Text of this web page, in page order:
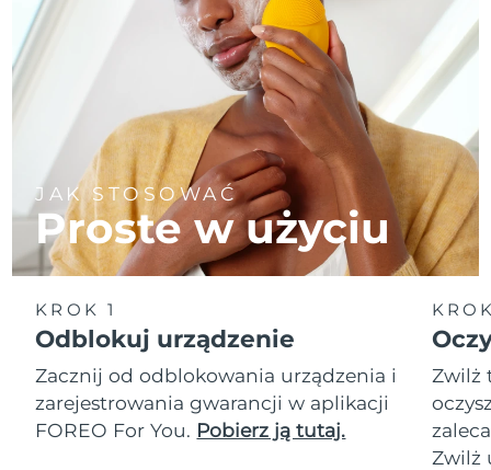
JAK STOSOWAĆ
Proste w użyciu
KROK 1
Odblokuj urządzenie
Zacznij od odblokowania urządzenia i
zarejestrowania gwarancji w aplikacji
FOREO For You. Pobierz ją tutaj.
Zwilż
Zwilż